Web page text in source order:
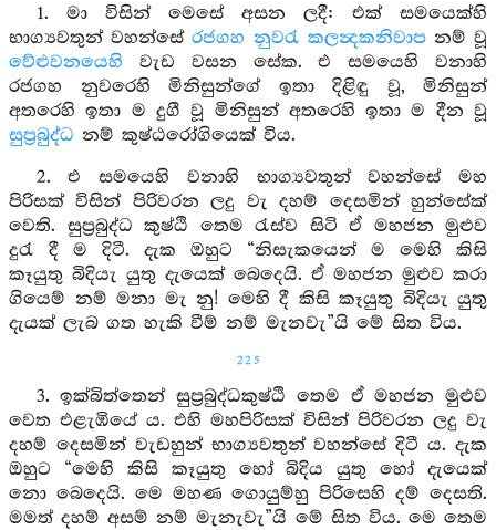
1. මා විසින් මෙසේ අසන ලදී: එක් සමයෙක්හි
භාග්‍යවතුන් වහන්සේරජගහ නුවරැ කලන්‍දකනිවාපනම් වූ
වේළුවනයෙහි වැඩ වසන සේක. එ සමයෙහි වනාහි
රජගහ නුවරෙහි මිනිසුන්ගේ ඉතා දිළිඳු වූ, මිනිසුන්
අතරෙහි ඉතා ම දුගී වූ මිනිසුන් අතරෙහි ඉතා ම දීන වූ
සුප්‍රබුද්ධ නම් කුෂ්ඨරෝගියෙක් විය.
2. එ සමයෙහි වනාහි භාග්‍යවතුන් වහන්සේ මහ
පිරිසක් විසින් පිරිවරන ලදු වැ දහම් දෙසමින් හුන්සේක්
වෙති. සුප්‍රබුද්ධ කුෂ්ඨි තෙම රැස්ව සිටි ඒ මහජන මුළුව
දුරැ දී ම දිටී. දැක ඔහුට “නිසැකයෙන් ම මෙහි කිසි
කෑයුතු බිදියැ යුතු දැයෙක් බෙදෙයි. ඒ මහජන මුළුව කරා
ගියෙම් නම් මනා මැ නු! මෙහි දී කිසි කෑයුතු බිදියැ යුතු
දැයක් ලැබ ගත හැකි වීම් නම් මැනවැ”යි මේ සිත විය.
225
3. ඉක්බිත්තෙන් සුප්‍රබුද්ධකුෂ්ඨි තෙම ඒ මහජන මුළුව
වෙත එළැඹියේ ය. එහි මහපිරිසක් විසින් පිරිවරන ලදු වැ
දහම් දෙසමින් වැඩහුන් භාග්‍යවතුන් වහන්සේ දිටී ය. දැක
ඔහුට “මෙහි කිසි කෑයුතු හෝ බිදිය යුතු හෝ දැයෙක්
නො බෙදෙයි. මෙ මහණ ගොයුම්හු පිරිසෙහි දම් දෙසති.
මමත් දහම් අසම් නම් මැනැවැ”යි මේ සිත විය. මෙ තෙම